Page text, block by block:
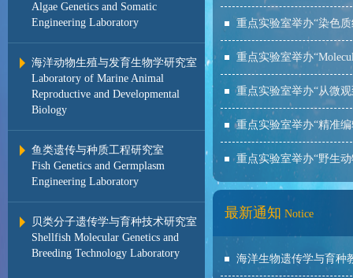
Algae Genetics and Somatic
Engineering Laboratory
海洋动物生殖与发育生物学研究室
Laboratory of Marine Animal
Reproductive and Developmental
Biology
鱼类遗传与种质工程研究室
Fish Genetics and Germplasm
Engineering Laboratory
贝类分子遗传学与育种技术研究室
Shellfish Molecular Genetics and
Breeding Technology Laboratory
重点实验室举办“染色
重点实验室举办
重点实验室举办“从微
重点实验室举办“精准
重点实验室举办“野生
最新通知 Notice
海洋生物遗传学与育种